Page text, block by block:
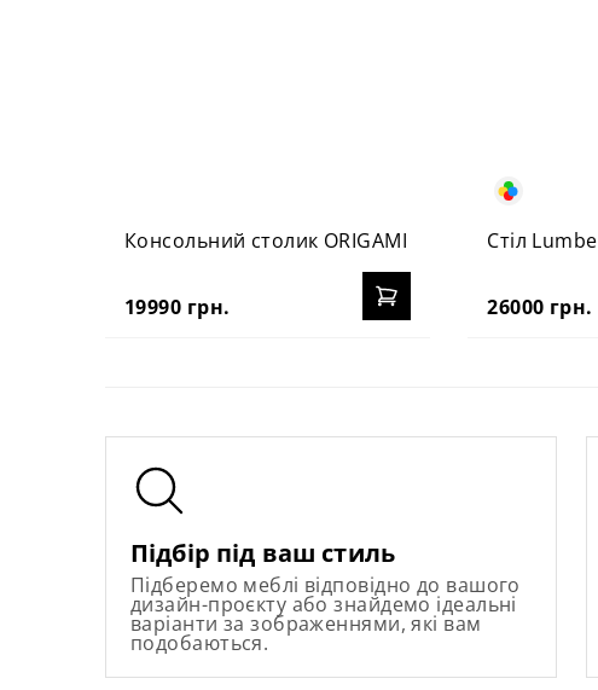
Консольний столик ORIGAMI
19990 грн.
Стіл
26000 грн.
Підбір під ваш стиль
Підберемо меблі відповідно до вашого
дизайн-проєкту або знайдемо ідеальні
варіанти за зображеннями, які вам
подобаються.